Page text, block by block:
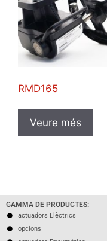
RMD165
Veure més
GAMMA DE PRODUCTES:
actuadors Elèctrics
opcions